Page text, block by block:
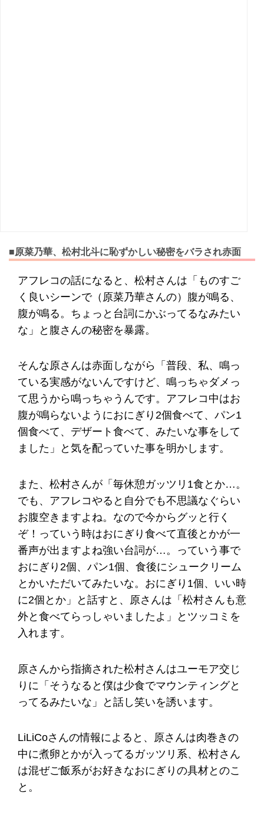
■原菜乃華、松村北斗に恥ずかしい秘密をバラされ赤面
アフレコの話になると、松村さんは「ものすご
く良いシーンで（原菜乃華さんの）腹が鳴る、
腹が鳴る。ちょっと台詞にかぶってるなみたい
な」と腹さんの秘密を暴露。
そんな原さんは赤面しながら「普段、私、鳴っ
ている実感がないんですけど、鳴っちゃダメっ
て思うから鳴っちゃうんです。アフレコ中はお
腹が鳴らないようにおにぎり2個食べて、パン1
個食べて、デザート食べて、みたいな事をして
ました」と気を配っていた事を明かします。
また、松村さんが「毎休憩ガッツリ1食とか…。
でも、アフレコやると自分でも不思議なぐらい
お腹空きますよね。なので今からグッと行く
ぞ！っていう時はおにぎり食べて直後とかが一
番声が出ますよね強い台詞が…。っていう事で
おにぎり2個、パン1個、食後にシュークリーム
とかいただいてみたいな。おにぎり1個、いい時
に2個とか」と話すと、原さんは「松村さんも意
外と食べてらっしゃいましたよ」とツッコミを
入れます。
原さんから指摘された松村さんはユーモア交じ
りに「そうなると僕は少食でマウンティングと
ってるみたいな」と話し笑いを誘います。
LiLiCoさんの情報によると、原さんは肉巻きの
中に煮卵とかが入ってるガッツリ系、松村さん
は混ぜご飯系がお好きなおにぎりの具材とのこ
と。